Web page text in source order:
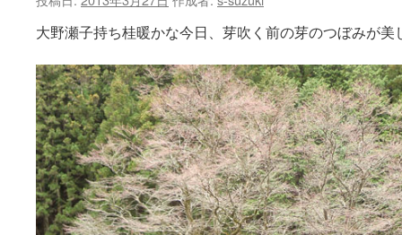
へ
キ
ッ
プ
大野瀬子持ち桂暖かな今日、芽吹く前の芽のつぼみが